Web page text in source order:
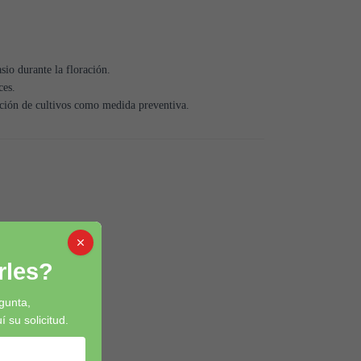
durante la floración.
de cultivos como medida preventiva.
su solicitud.